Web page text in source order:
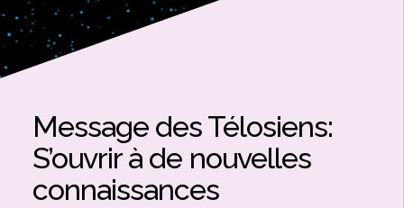
Message des Télosiens:
S’ouvrir à de nouvelles
connaissances